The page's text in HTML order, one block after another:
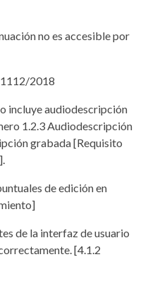
no es accesible por
1112/2018
incluye audiodescripción
1.2.3 Audiodescripción
grabada [Requisito
de edición en
de la interfaz de usuario
[4.1.2